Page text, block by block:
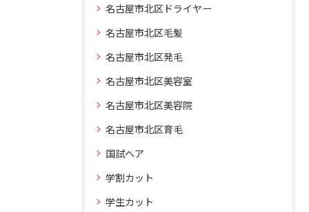
名古屋市北区ドライヤー
名古屋市北区毛髪
名古屋市北区発毛
名古屋市北区美容室
名古屋市北区美容院
名古屋市北区育毛
国試ヘア
学割カット
学生カット